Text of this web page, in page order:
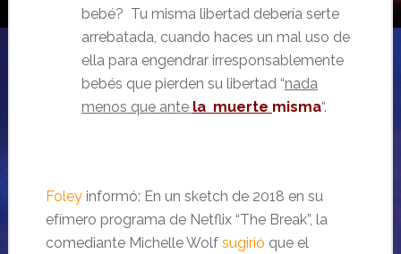
bebé? Tu misma libertad debería serte
arrebatada, cuando haces un mal uso de
ella para engendrar irresponsablemente
bebés que pierden su libertad “nada
menos que ante la muerte misma“.
Foleyinformó: En un sketch de 2018 en su
efímero programa de Netflix “The Break”, la
comediante Michelle Wolf sugirió que el